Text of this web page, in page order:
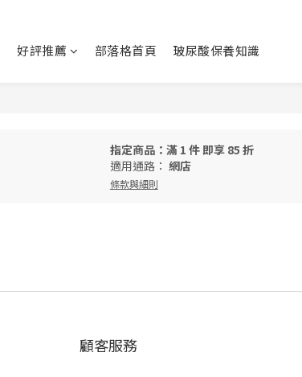
好評推薦 部落格首頁 玻尿酸保養知識
指定商品：滿 1 件 即享 85 折
適用通路： 網店
條款與細則
顧客服務